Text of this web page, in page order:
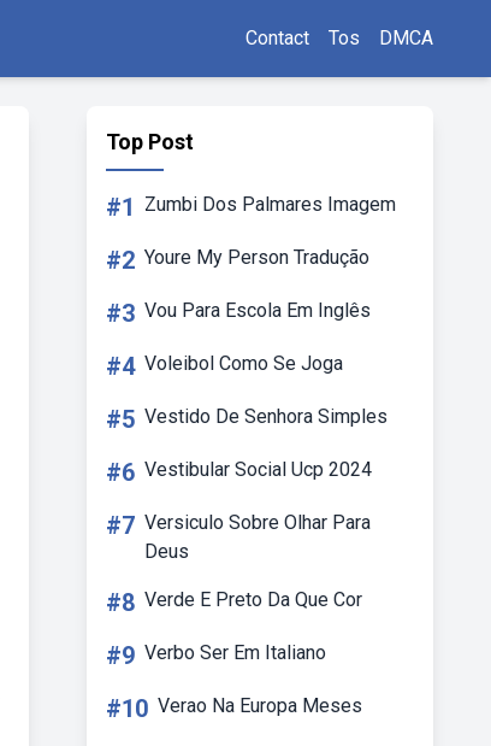
Contact Tos DMCA
Top Post
#1 Zumbi Dos Palmares Imagem
#2 Youre My Person Tradução
#3 Vou Para Escola Em Inglês
#4 Voleibol Como Se Joga
#5 Vestido De Senhora Simples
#6 Vestibular Social Ucp 2024
#7 Versiculo Sobre Olhar Para
Deus
#8 Verde E Preto Da Que Cor
#9 Verbo Ser Em Italiano
#10 Verao Na Europa Meses